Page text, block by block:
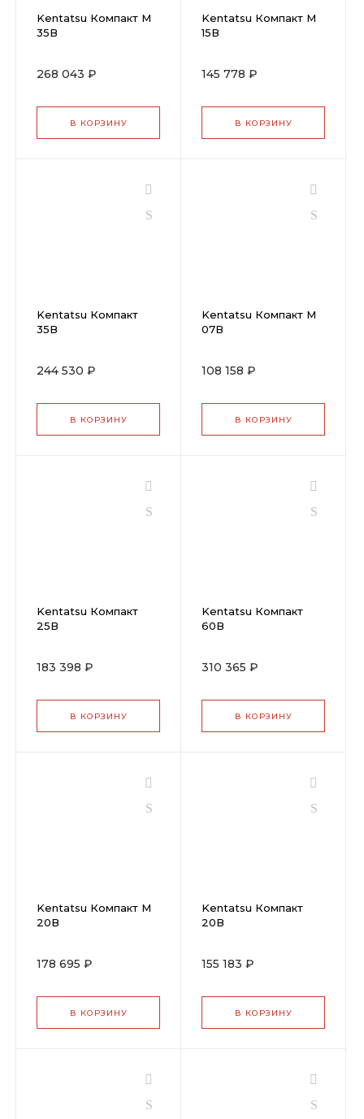
Kentatsu Компакт М
35В
268 043 ₽
В КОРЗИНУ
Kentatsu Компакт М
15В
145 778 ₽
В КОРЗИНУ
Kentatsu Компакт
35В
244 530 ₽
В КОРЗИНУ
Kentatsu Компакт М
07В
108 158 ₽
В КОРЗИНУ
Kentatsu Компакт
25В
183 398 ₽
В КОРЗИНУ
Kentatsu Компакт
60В
310 365 ₽
В КОРЗИНУ
Kentatsu Компакт М
20В
178 695 ₽
В КОРЗИНУ
Kentatsu Компакт
20В
155 183 ₽
В КОРЗИНУ